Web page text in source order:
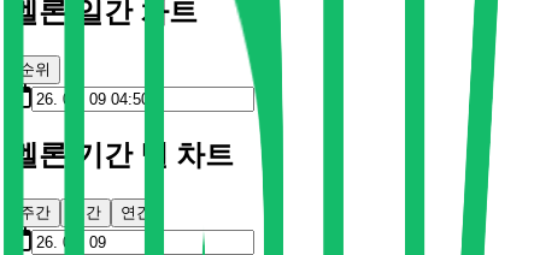
멜론 일간 차트
순위
멜론 기간 별 차트
주간 월간 연간